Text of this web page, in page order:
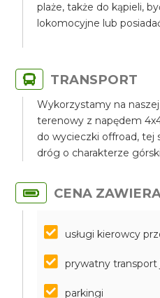
plaże, także do kąpieli,
lokomocyjne lub
TRANSPORT
Wykorzystamy na
terenowy z napędem
do wycieczki offroad, tej
dróg o charakterze
CENA
usługi kierowcy
prywatny
parkingi